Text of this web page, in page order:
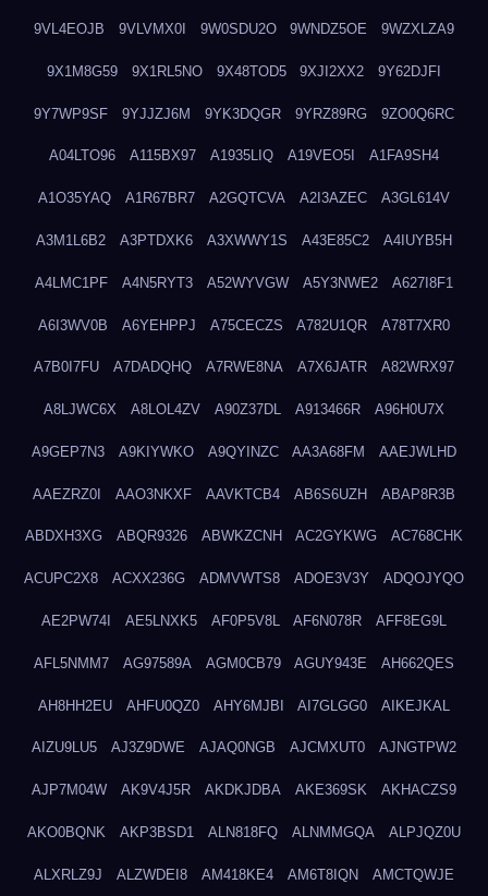
9VL4EOJB 9VLVMX0I 9W0SDU2O 9WNDZ5OE 9WZXLZA9
9X1M8G59 9X1RL5NO 9X48TOD5 9XJI2XX2 9Y62DJFI
9Y7WP9SF 9YJJZJ6M 9YK3DQGR 9YRZ89RG 9ZO0Q6RC
A04LTO96 A115BX97 A1935LIQ A19VEO5I A1FA9SH4
A1O35YAQ A1R67BR7 A2GQTCVA A2I3AZEC A3GL614V
A3M1L6B2 A3PTDXK6 A3XWWY1S A43E85C2 A4IUYB5H
A4LMC1PF A4N5RYT3 A52WYVGW A5Y3NWE2 A627I8F1
A6I3WV0B A6YEHPPJ A75CECZS A782U1QR A78T7XR0
A7B0I7FU A7DADQHQ A7RWE8NA A7X6JATR A82WRX97
A8LJWC6X A8LOL4ZV A90Z37DL A913466R A96H0U7X
A9GEP7N3 A9KIYWKO A9QYINZC AA3A68FM AAEJWLHD
AAEZRZ0I AAO3NKXF AAVKTCB4 AB6S6UZH ABAP8R3B
ABDXH3XG ABQR9326 ABWKZCNH AC2GYKWG AC768CHK
ACUPC2X8 ACXX236G ADMVWTS8 ADOE3V3Y ADQOJYQO
AE2PW74I AE5LNXK5 AF0P5V8L AF6N078R AFF8EG9L
AFL5NMM7 AG97589A AGM0CB79 AGUY943E AH662QES
AH8HH2EU AHFU0QZ0 AHY6MJBI AI7GLGG0 AIKEJKAL
AIZU9LU5 AJ3Z9DWE AJAQ0NGB AJCMXUT0 AJNGTPW2
AJP7M04W AK9V4J5R AKDKJDBA AKE369SK AKHACZS9
AKO0BQNK AKP3BSD1 ALN818FQ ALNMMGQA ALPJQZ0U
ALXRLZ9J ALZWDEI8 AM418KE4 AM6T8IQN AMCTQWJE